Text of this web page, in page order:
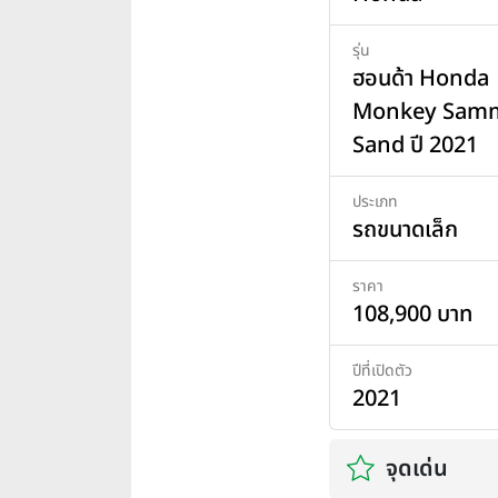
รุ่น
ฮอนด้า Honda
Monkey
Sand ปี 2021
ประเภท
รถขนาดเล็ก
ราคา
108,900 บาท
ปีที่เปิดตัว
2021
จุดเด่น